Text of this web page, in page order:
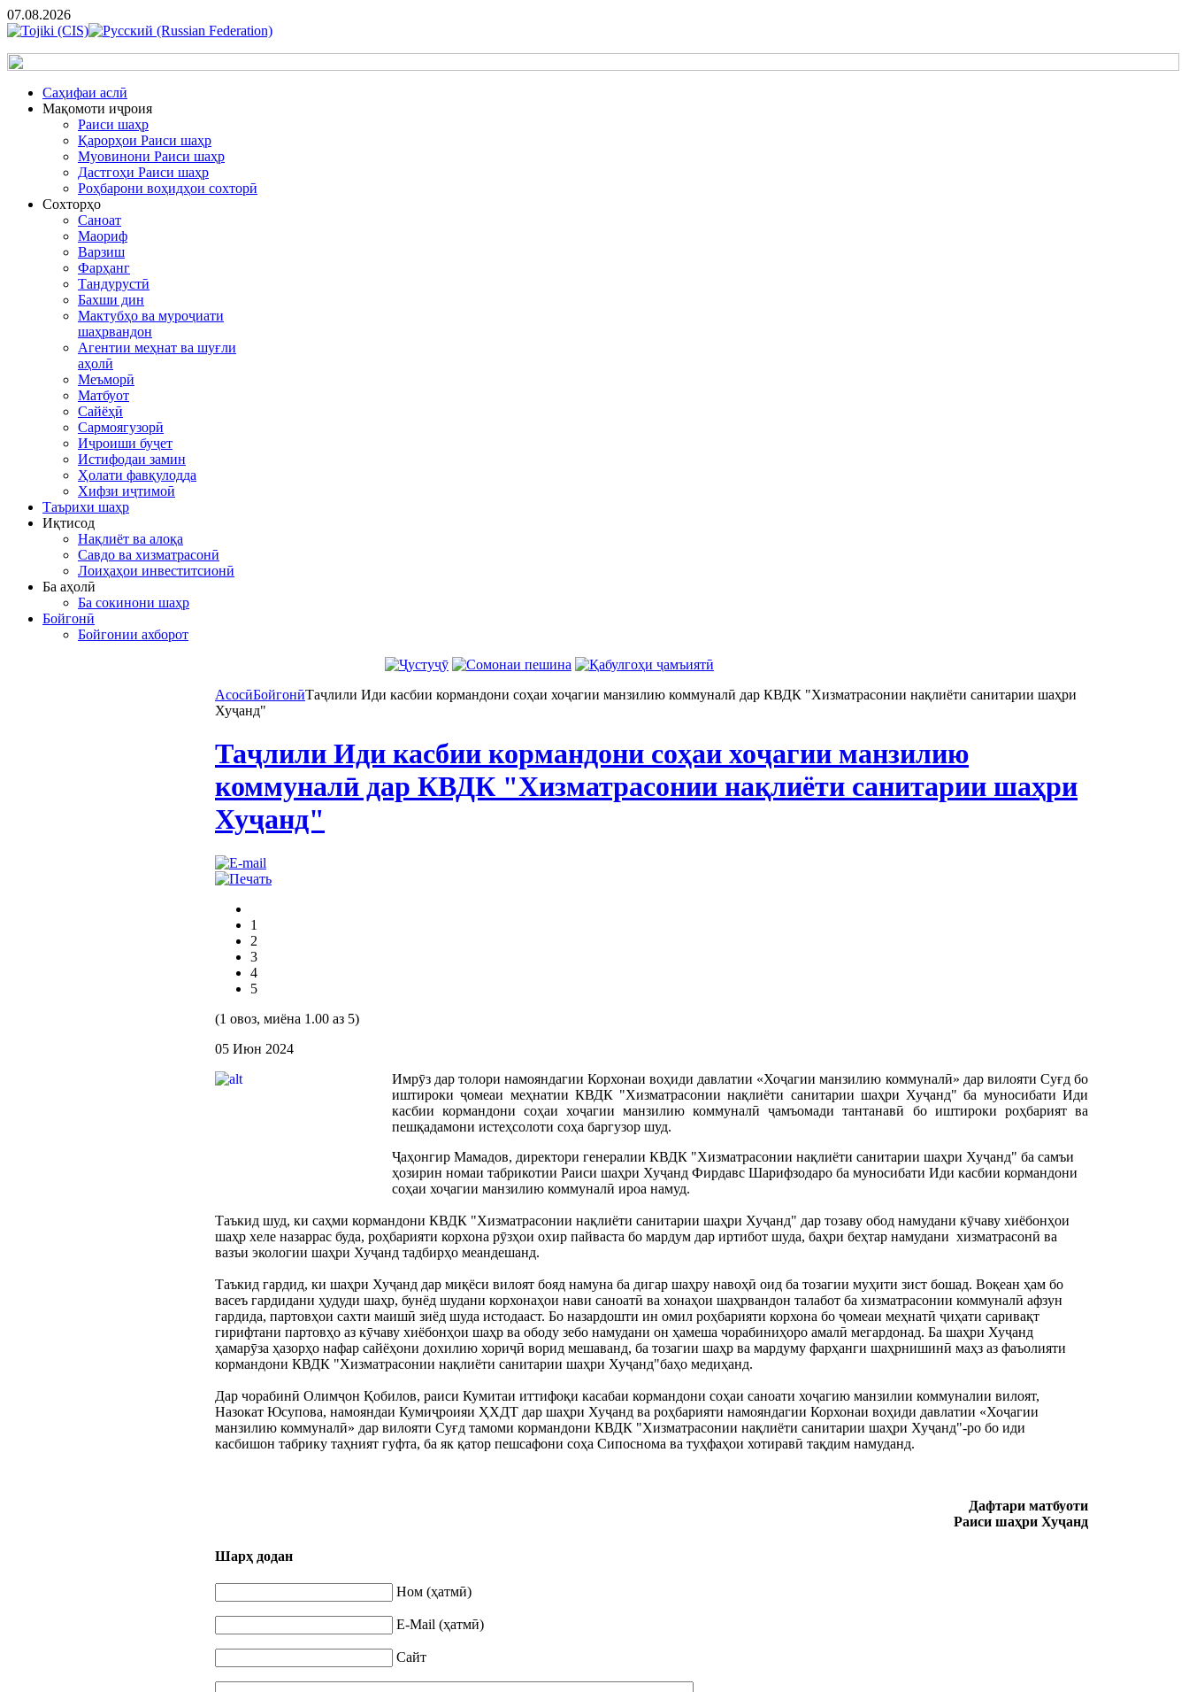
07.08.2026
Cаҳифаи аслӣ
Мақомоти иҷроия
Раиси шаҳр
Қарорҳои Раиси шаҳр
Муовинони Раиси шаҳр
Дастгоҳи Раиси шаҳр
Роҳбарони воҳидҳои сохторӣ
Сохторҳо
Саноат
Маориф
Варзиш
Фарҳанг
Тандурустӣ
Бахши дин
Мактубҳо ва муроҷиати
шаҳрвандон
Агентии меҳнат ва шуғли
аҳолӣ
Меъморӣ
Матбуот
Сайёҳӣ
Сармоягузорӣ
Иҷроиши буҷет
Истифодаи замин
Ҳолати фавқулодда
Хифзи иҷтимоӣ
Таърихи шаҳр
Иқтисод
Нақлиёт ва алоқа
Савдо ва хизматрасонӣ
Лоиҳаҳои инвеститсионӣ
Ба аҳолӣ
Ба сокинони шаҳр
Бойгонӣ
Бойгонии ахборот
АсосӣБойгонӣТаҷлили Иди касбии кормандони соҳаи хоҷагии манзилию коммуналӣ дар КВДК "Хизматрасонии нақлиёти санитарии шаҳри
Хуҷанд"
Таҷлили Иди касбии кормандони соҳаи хоҷагии манзилию
коммуналӣ дар КВДК "Хизматрасонии нақлиёти санитарии шаҳри
Хуҷанд"
1
2
3
4
5
(1 овоз, миёна 1.00 аз 5)
05 Июн 2024
Имрӯз дар толори намояндагии Корхонаи воҳиди давлатии «Хоҷагии манзилию коммуналӣ» дар вилояти Суғд бо
иштироки ҷомеаи меҳнатии КВДК "Хизматрасонии нақлиёти санитарии шаҳри Хуҷанд" ба муносибати Иди
касбии кормандони соҳаи хоҷагии манзилию коммуналӣ ҷамъомади тантанавӣ бо иштироки роҳбарият ва
пешқадамони истеҳсолоти соҳа баргузор шуд.
Ҷаҳонгир Мамадов, директори генералии КВДК "Хизматрасонии нақлиёти санитарии шаҳри Хуҷанд" ба самъи
ҳозирин номаи табрикотии Раиси шаҳри Хуҷанд Фирдавс Шарифзодаро ба муносибати Иди касбии кормандони
соҳаи хоҷагии манзилию коммуналӣ ироа намуд.
Таъкид шуд, ки саҳми кормандони КВДК "Хизматрасонии нақлиёти санитарии шаҳри Хуҷанд" дар тозаву обод намудани кӯчаву хиёбонҳои
шаҳр хеле назаррас буда, роҳбарияти корхона рӯзҳои охир пайваста бо мардум дар иртибот шуда, баҳри беҳтар намудани  хизматрасонӣ ва
вазъи экологии шаҳри Хуҷанд тадбирҳо меандешанд.
Таъкид гардид, ки шаҳри Хуҷанд дар миқёси вилоят бояд намуна ба дигар шаҳру навоҳӣ оид ба тозагии муҳити зист бошад. Воқеан ҳам бо
васеъ гардидани ҳудуди шаҳр, бунёд шудани корхонаҳои нави саноатӣ ва хонаҳои шаҳрвандон талабот ба хизматрасонии коммуналӣ афзун
гардида, партовҳои сахти маишӣ зиёд шуда истодааст. Бо назардошти ин омил роҳбарияти корхона бо ҷомеаи меҳнатӣ ҷиҳати саривақт
гирифтани партовҳо аз кӯчаву хиёбонҳои шаҳр ва ободу зебо намудани он ҳамеша чорабиниҳоро амалӣ мегардонад. Ба шаҳри Хуҷанд
ҳамарӯза ҳазорҳо нафар сайёҳони дохилию хориҷӣ ворид мешаванд, ба тозагии шаҳр ва мардуму фарҳанги шаҳрнишинӣ маҳз аз фаъолияти
кормандони КВДК "Хизматрасонии нақлиёти санитарии шаҳри Хуҷанд"баҳо медиҳанд.
Дар чорабинӣ Олимҷон Қобилов, раиси Кумитаи иттифоқи касабаи кормандони соҳаи саноати хоҷагию манзилии коммуналии вилоят,
Назокат Юсупова, намояндаи Кумиҷроияи ҲХДТ дар шаҳри Хуҷанд ва роҳбарияти намояндагии Корхонаи воҳиди давлатии «Хоҷагии
манзилию коммуналӣ» дар вилояти Суғд тамоми кормандони КВДК "Хизматрасонии нақлиёти санитарии шаҳри Хуҷанд"-ро бо иди
касбишон табрику таҳният гуфта, ба як қатор пешсафони соҳа Сипоснома ва туҳфаҳои хотиравӣ тақдим намуданд.
Дафтари матбуоти
Раиси шаҳри Хуҷанд
Шарҳ додан
Ном (ҳатмӣ)
E-Mail (ҳатмӣ)
Сайт